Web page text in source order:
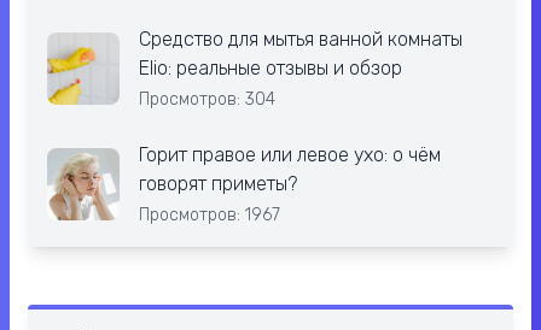
Средство для мытья ванной комнаты
Elio: реальные отзывы и обзор
Просмотров: 304
Горит правое или левое ухо: о чём
говорят приметы?
Просмотров: 1967